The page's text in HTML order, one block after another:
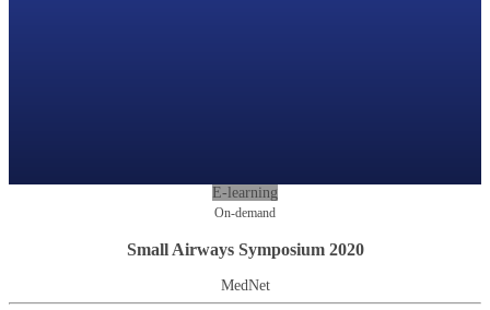
E-learning
On-demand
Small Airways Symposium 2020
MedNet